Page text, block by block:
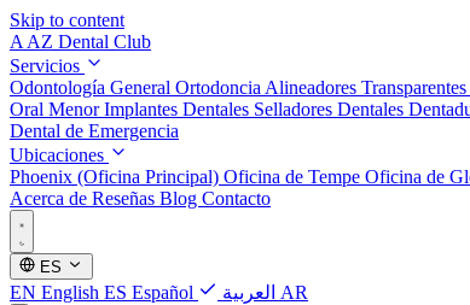
Skip to content
A AZ Dental Club
Servicios
Odontología General Ortodoncia Alineadores
Oral MenorImplantes Dentales Selladores Dentales
Dental de Emergencia
Ubicaciones
Phoenix (Oficina Principal) Oficina de Tempe Oficina de
Acerca de Reseñas Blog Contacto
ES
EN English ES Español AR العربية